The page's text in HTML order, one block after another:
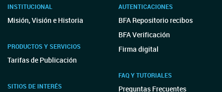
INSTITUCIONAL
Misión, Visión e Historia
PRODUCTOS Y SERVICIOS
Tarifas de Publicación
SITIOS DE INTERÉS
AUTENTICACIONES
BFA Repositorio recibos
BFA Verificación
Firma digital
FAQ Y TUTORIALES
Preguntas Frecuentes